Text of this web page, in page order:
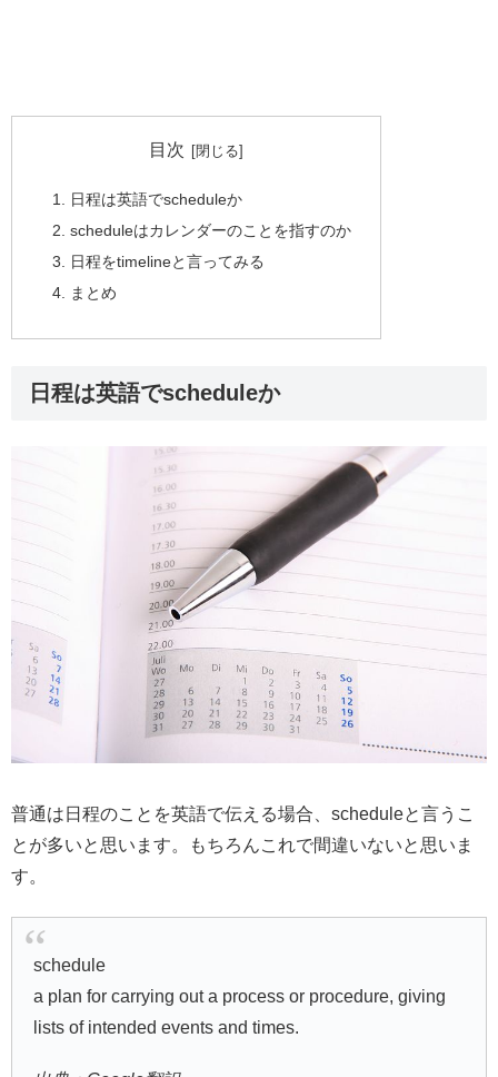
目次
日程は英語でscheduleか
scheduleはカレンダーのことを指すのか
日程をtimelineと言ってみる
まとめ
日程は英語でscheduleか
普通は日程のことを英語で伝える場合、scheduleと言うこ
とが多いと思います。もちろんこれで間違いないと思いま
す。
schedule
a plan for carrying out a process or procedure, giving
lists of intended events and times.